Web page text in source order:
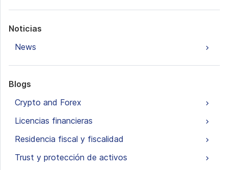
Noticias
News
Blogs
Crypto and Forex
Licencias financieras
Residencia fiscal y fiscalidad
Trust y protección de activos